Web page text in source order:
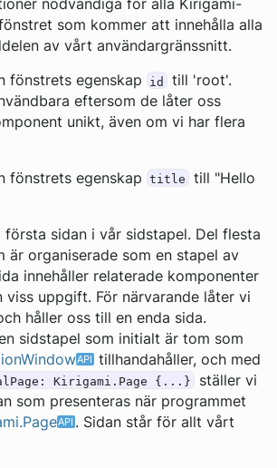
nödvändiga för alla Kirigami-
som kommer att innehålla alla
av vårt användargränssnitt.
fönstrets egenskap id
till 'root'.
eftersom de låter oss
unikt, även om vi har flera
fönstrets egenskap title
till "Hello
första sidan i vår sidstapel. Del flesta
är organiserade som en stapel av
innehåller relaterade komponenter
viss uppgift. För närvarande låter vi
håller oss till en enda sida.
sidstapel som initialt är tom som
tillhandahåller, och med
Kirigami.Page {...}
ställer vi
som presenteras när programmet
. Sidan står för allt vårt